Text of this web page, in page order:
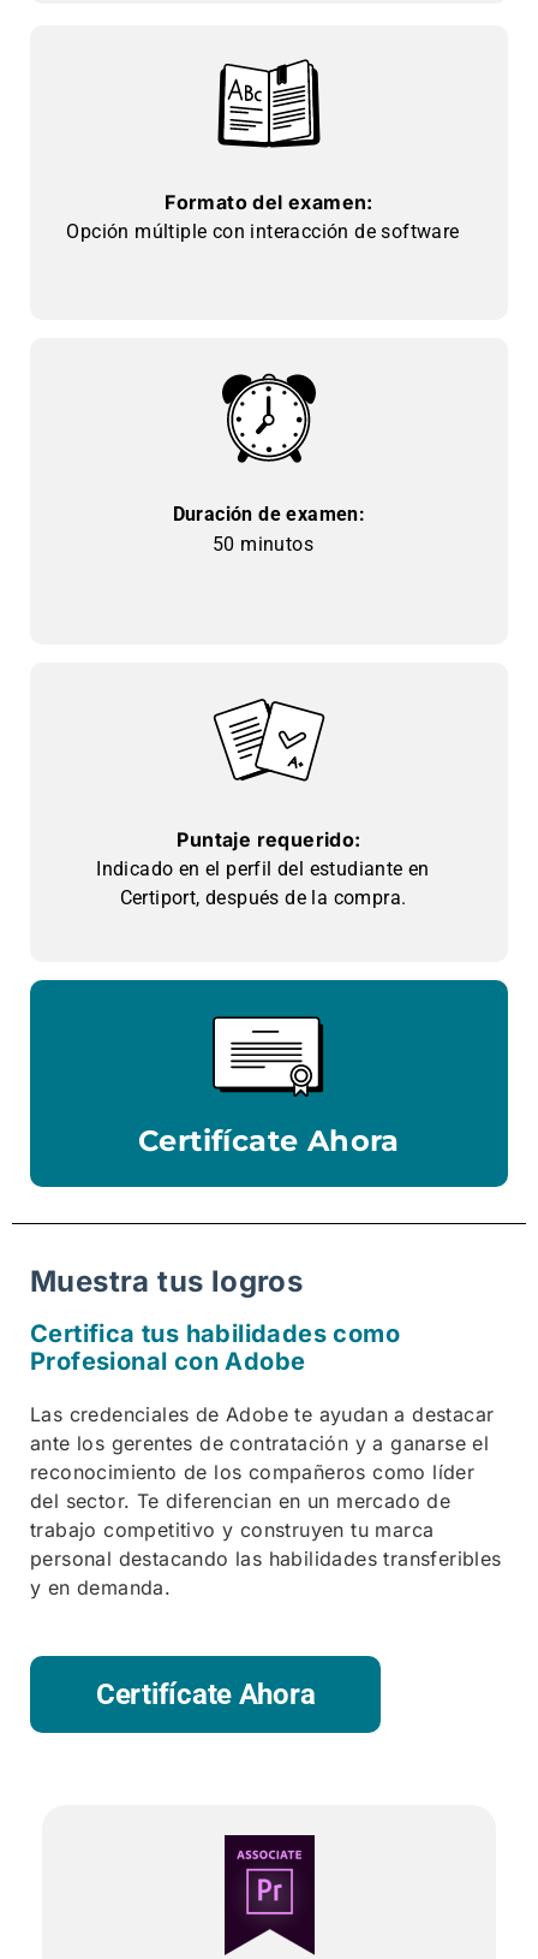
Formato del examen:
Opción múltiple con interacción de software
Duración de examen:
50 minutos
Puntaje requerido:
Indicado en el perfil del estudiante en
Certiport, después de la compra.
Certifícate Ahora
Muestra tus logros
Certifica tus habilidades como
Profesional con Adobe
Las credenciales de Adobe te ayudan a destacar
ante los gerentes de contratación y a ganarse el
reconocimiento de los compañeros como líder
del sector. Te diferencian en un mercado de
trabajo competitivo y construyen tu marca
personal destacando las habilidades transferibles
y en demanda.
Certifícate Ahora